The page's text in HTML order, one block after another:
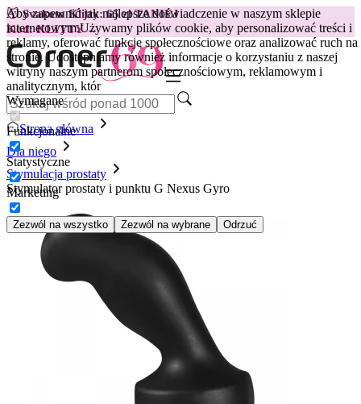
Aby zapewnić jak najlepsze doświadczenie w naszym sklepie
internetowym.Używamy plików cookie, aby personalizować treści i
reklamy, oferować funkcje społecznościowe oraz analizować ruch na
stronie. Udostępniamy również informacje o korzystaniu z naszej
witryny naszym partnerom społecznościowym, reklamowym i
analitycznym, któr
Wymagane
Funkcjonalne
Statystyczne
Marketing
Zezwól na wszystko Zezwól na wybrane Odrzuć
😽Svakom Klitty: 65 zł TANIEJ
Kod: KLITTY →
Strona główna
Dla niego
Stymulacja prostaty
Stymulator prostaty i punktu G Nexus Gyro